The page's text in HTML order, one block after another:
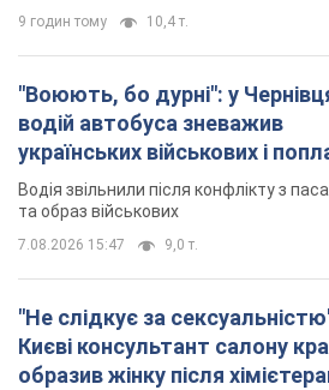
9 годин тому 10,4 т.
"Воюють, бо дурні": у
водій автобуса зневажив
українських військових і
Відео
Водія звільнили після конфлікту з
та образ військових
7.08.2026 15:47 9,0 т.
"Не слідкує за
Києві консультант салону
образив жінку після